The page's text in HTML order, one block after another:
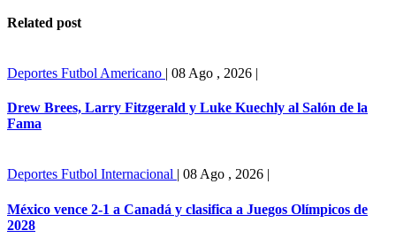
Related post
Deportes Futbol Americano | 08 Ago , 2026 |
Drew Brees, Larry Fitzgerald y Luke Kuechly al Salón de la
Fama
Deportes Futbol Internacional | 08 Ago , 2026 |
México vence 2-1 a Canadá y clasifica a Juegos Olímpicos de
2028